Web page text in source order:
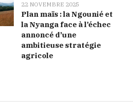
22 NOVEMBRE 2025
Plan maïs : la Ngounié et
la Nyanga face à l’échec
annoncé d’une
ambitieuse stratégie
agricole